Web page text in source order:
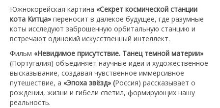
Южнокорейская картина «Секрет космической станции
кота Китца» переносит в далекое будущее, где разумные
коты исследуют заброшенную орбитальную станцию и
встречают одинокий искусственный интеллект.
Фильм «Невидимое присутствие. Танец темной материи»
(Португалия) объединяет научные идеи и художественное
высказывание, создавая чувственное иммерсивное
путешествие, а «Эпоха звёзд» (Россия) рассказывает о
рождении, жизни и гибели светил, формирующих нашу
реальность.